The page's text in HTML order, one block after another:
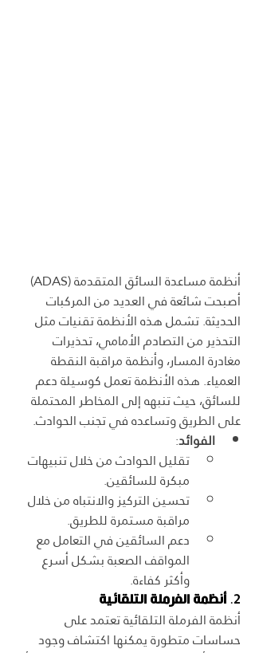
أنظمة مساعدة السائق المتقدمة (ADAS)
أصبحت شائعة في العديد من المركبات
الحديثة. تشمل هذه الأنظمة تقنيات مثل
التحذير من التصادم الأمامي، تحذيرات
مغادرة المسار، وأنظمة مراقبة النقطة
العمياء. هذه الأنظمة تعمل كوسيلة دعم
للسائق، حيث تنبهه إلى المخاطر المحتملة
على الطريق وتساعده في تجنب الحوادث.
الفوائد:
تقليل الحوادث من خلال تنبيهات
مبكرة للسائقين.
تحسين التركيز والانتباه من خلال
مراقبة مستمرة للطريق.
دعم السائقين في التعامل مع
المواقف الصعبة بشكل أسرع
وأكثر كفاءة.
2. أنظمة الفرملة التلقائية
أنظمة الفرملة التلقائية تعتمد على
حساسات متطورة يمكنها اكتشاف وجود